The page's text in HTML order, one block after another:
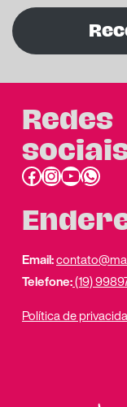
Redes
Facebook InstagramYoutube link do whatsapp
Email:
Telefone:(19)
Política de